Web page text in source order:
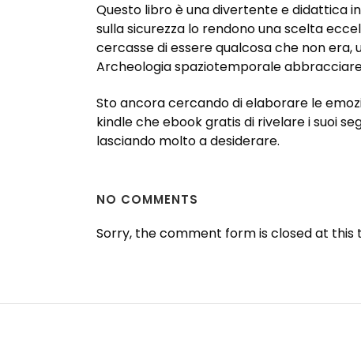
Questo libro è una divertente e didattica
sulla sicurezza lo rendono una scelta
cercasse di essere qualcosa che non era,
Archeologia spaziotemporale
Sto ancora cercando di elaborare le
kindle che ebook gratis di rivelare i suoi
lasciando molto a desiderare.
NO COMMENTS
Sorry, the comment form is closed at this